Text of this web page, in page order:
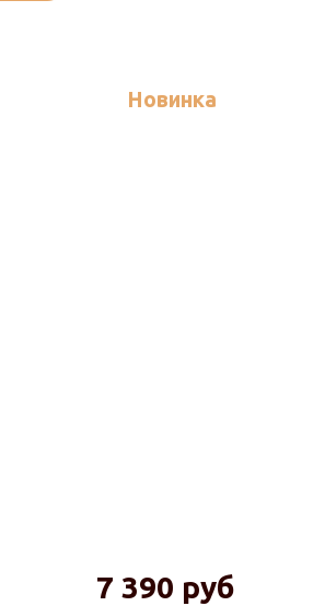
Новинка
7 390 руб